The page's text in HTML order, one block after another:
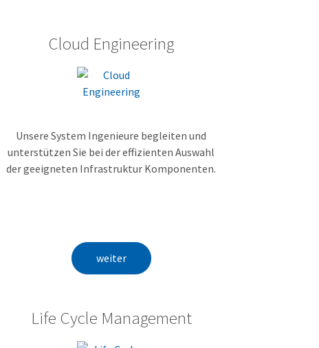
Cloud Engineering
Unsere System Ingenieure begleiten und
unterstützen Sie bei der effizienten Auswahl
der geeigneten Infrastruktur Komponenten.
weiter
Life Cycle Management